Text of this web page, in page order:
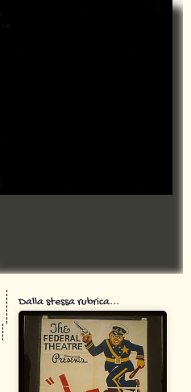
Dalla stessa rubrica...